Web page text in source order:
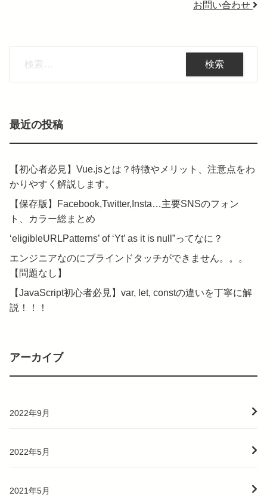
お問い合わせ
最近の投稿
【初心者必見】Vue.jsとは？特徴やメリット、注意点をわ
かりやすく解説します。
【保存版】Facebook,Twitter,Insta…主要SNSのフォン
ト、カラー総まとめ
‘eligibleURLPatterns’ of ‘Yt’ as it is null”ってなに？
エンジニアなのにブラインドタッチができません。。。
【問題なし】
【JavaScript初心者必見】var, let, constの違いを丁寧に解
説！！！
アーカイブ
2022年9月
2022年5月
2021年5月